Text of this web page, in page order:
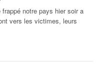
notre pays hier soir a
vers les victimes, leurs